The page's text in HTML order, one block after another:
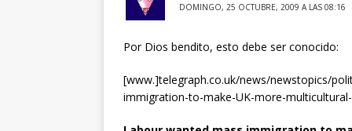
DOMINGO, 25 OCTUBRE, 2009 A LAS 08:16
Por Dios bendito, esto debe ser conocido:
[www.]telegraph.co.uk/news/newstopics/
immigration-to-make-UK-more-